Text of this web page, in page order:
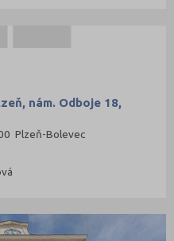
nám. Odboje 18,
Plzeň-Bolevec